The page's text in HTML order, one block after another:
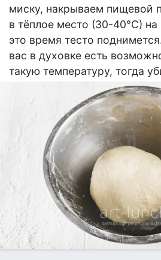
миску, накрываем пищевой
в тёплое место (30-40°С)
это время тесто
вас в духовке есть
такую температуру, тогда